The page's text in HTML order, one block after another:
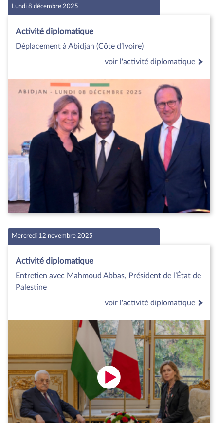
Lundi 8 décembre 2025
Activité diplomatique
Déplacement à Abidjan (Côte d’Ivoire)
voir l'activité diplomatique
Mercredi 12 novembre 2025
Activité diplomatique
Entretien avec Mahmoud Abbas, Président de l’État de
Palestine
voir l'activité diplomatique